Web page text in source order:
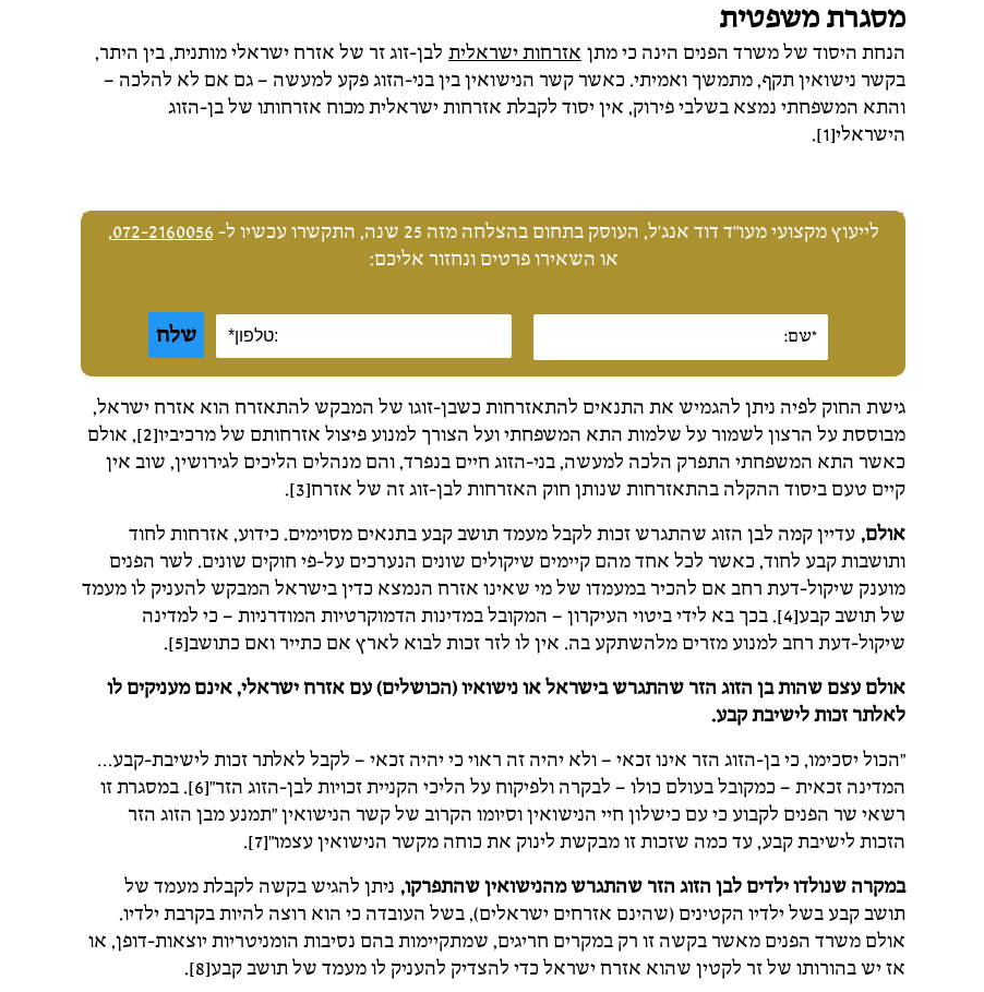
מסגרת משפטית
הנחת היסוד של משרד הפנים הינה כי מתן אזרחות ישראלית לבן-זוג זר של אזרח ישראלי מותנית, בין היתר,
בקשר נישואין תקף, מתמשך ואמיתי. כאשר קשר הנישואין בין בני-הזוג פקע למעשה – גם אם לא להלכה –
והתא המשפחתי נמצא בשלבי פירוק, אין יסוד לקבלת אזרחות ישראלית מכוח אזרחותו של בן-הזוג
הישראלי[1].
לייעוץ מקצועי מעו"ד דוד אנג'ל, העוסק בתחום בהצלחה מזה 25 שנה, התקשרו עכשיו ל- 072-2160056
,
או השאירו פרטים ונחזור אליכם:
גישת החוק לפיה ניתן להגמיש את התנאים להתאזרחות כשבן-זוגו של המבקש להתאזרח הוא אזרח ישראל,
מבוססת על הרצון לשמור על שלמות התא המשפחתי ועל הצורך למנוע פיצול אזרחותם של מרכיביו[2], אולם
כאשר התא המשפחתי התפרק הלכה למעשה, בני-הזוג חיים בנפרד, והם מנהלים הליכים לגירושין, שוב אין
קיים טעם ביסוד ההקלה בהתאזרחות שנותן חוק האזרחות לבן-זוג זה של אזרח[3].
אולם, עדיין קמה לבן הזוג שהתגרש זכות לקבל מעמד תושב קבע בתנאים מסוימים. כידוע, אזרחות לחוד
ותושבות קבע לחוד, כאשר לכל אחד מהם קיימים שיקולים שונים הנערכים על-פי חוקים שונים. לשר הפנים
מוענק שיקול-דעת רחב אם להכיר במעמדו של מי שאינו אזרח הנמצא כדין בישראל המבקש להעניק לו מעמד
של תושב קבע[4]. בכך בא לידי ביטוי העיקרון – המקובל במדינות הדמוקרטיות המודרניות – כי למדינה
שיקול-דעת רחב למנוע מזרים מלהשתקע בה. אין לו לזר זכות לבוא לארץ אם כתייר ואם כתושב[5].
אולם עצם שהות בן הזוג הזר שהתגרש בישראל או נישואיו (הכושלים) עם אזרח ישראלי, אינם מעניקים לו
לאלתר זכות לישיבת קבע.
"הכול יסכימו, כי בן-הזוג הזר אינו זכאי – ולא יהיה זה ראוי כי יהיה זכאי – לקבל לאלתר זכות לישיבת-קבע…
המדינה זכאית – כמקובל בעולם כולו – לבקרה ולפיקוח על הליכי הקניית זכויות לבן-הזוג הזר"[6]. במסגרת זו
רשאי שר הפנים לקבוע כי עם כישלון חיי הנישואין וסיומו הקרוב של קשר הנישואין "תמנע מבן הזוג הזר
הזכות לישיבת קבע, עד כמה שזכות זו מבקשת לינוק את כוחה מקשר הנישואין עצמו"[7].
במקרה שנולדו ילדים לבן הזוג הזר שהתגרש מהנישואין שהתפרקו, ניתן להגיש בקשה לקבלת מעמד של
תושב קבע בשל ילדיו הקטינים (שהינם אזרחים ישראלים), בשל העובדה כי הוא רוצה להיות בקרבת ילדיו.
אולם משרד הפנים מאשר בקשה זו רק במקרים חריגים, שמתקיימות בהם נסיבות הומניטריות יוצאות-דופן, או
אז יש בהורותו של זר לקטין שהוא אזרח ישראל כדי להצדיק להעניק לו מעמד של תושב קבע[8].